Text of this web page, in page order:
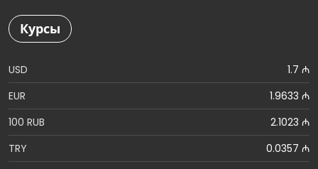
Курсы
USD
1.7 ₼
EUR
1.9633 ₼
100 RUB
2.1023 ₼
TRY
0.0357 ₼